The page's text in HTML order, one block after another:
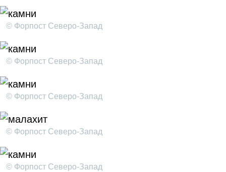
© Форпост Северо-Запад
© Форпост Северо-Запад
© Форпост Северо-Запад
© Форпост Северо-Запад
© Форпост Северо-Запад